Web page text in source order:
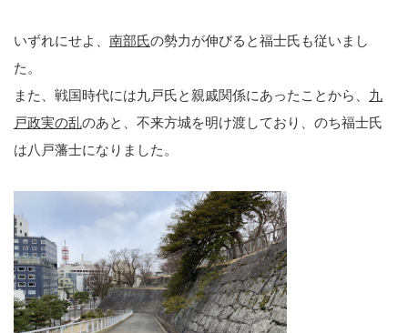
いずれにせよ、 南部氏の勢力が伸びると福士氏も従いまし
た。
また、戦国時代には九戸氏と親戚関係にあったことから、 九
戸政実の乱のあと、不来方城を明け渡しており、のち福士氏
は八戸藩士になりました。